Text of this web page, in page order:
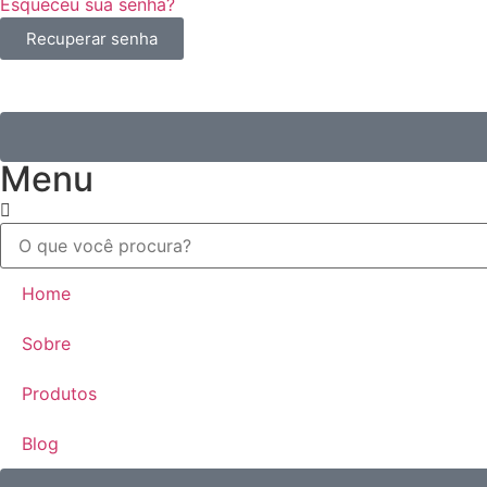
Esqueceu sua senha?
Recuperar senha
Menu
Home
Sobre
Produtos
Blog